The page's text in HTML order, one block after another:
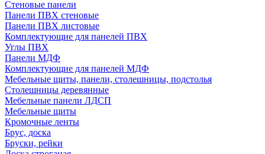
Стеновые панели
Панели ПВХ стеновые
Панели ПВХ листовые
Комплектующие для панелей ПВХ
Углы ПВХ
Панели МДФ
Комплектующие для панелей МДФ
Мебельные щиты, панели, столешницы, подстолья
Столешницы деревянные
Мебельные панели ЛДСП
Мебельные щиты
Кромочные ленты
Брус, доска
Бруски, рейки